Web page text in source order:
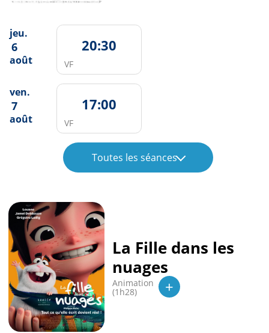
jeu.
6
août
20:30
VF
ven.
7
août
17:00
VF
Toutes les séances
La Fille dans les
nuages
Animation
(1h28) +